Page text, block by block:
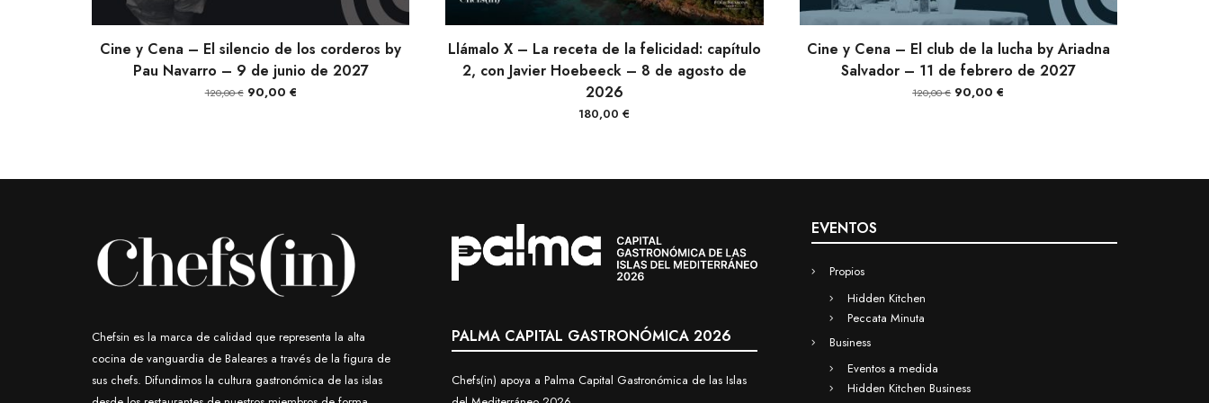
AÑADIR AL CARRITO
Cine y Cena – El silencio de los corderos by
Pau Navarro – 9 de junio de 2027
120,00€ El
120,00 €.
90,00 €El
90,00 €.
AÑADIR AL CARRITO
Llámalo X – La receta de la felicidad: capítulo
2, con Javier Hoebeeck – 8 de agosto de
2026
180,00€
AÑADIR AL CARRITO
Cine y Cena – El club de la lucha by Ariadna
Salvador – 11 de febrero de 2027
120,00€ El
120,00 €.
90,00€
90,00 €.
Chefsin es la marca de calidad que representa la alta
cocina de vanguardia de Baleares a través de la figura de
sus chefs. Difundimos la cultura gastronómica de las islas
PALMA CAPITAL GASTRONÓMICA 2026
Chefs(in) apoya a Palma Capital Gastronómica de las Islas
EVENTOS
Propios
Hidden Kitchen
Peccata Minuta
Business
Eventos a medida
Hidden Kitchen Business